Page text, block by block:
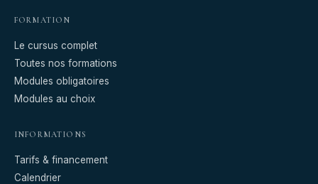
FORMATION
Le cursus complet
Toutes nos formations
Modules obligatoires
Modules au choix
INFORMATIONS
Tarifs & financement
Calendrier